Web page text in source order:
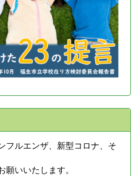
ルエンザ、新型コロナ、そ
いいたします。